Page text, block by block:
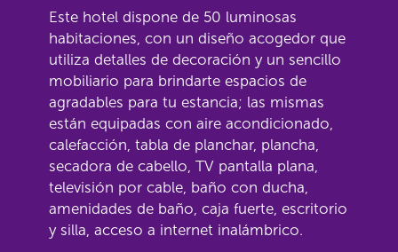
Este hotel dispone de 50 luminosas
habitaciones, con un diseño acogedor que
utiliza detalles de decoración y un sencillo
mobiliario para brindarte espacios de
agradables para tu estancia; las mismas
están equipadas con aire acondicionado,
calefacción, tabla de planchar, plancha,
secadora de cabello, TV pantalla plana,
televisión por cable, baño con ducha,
amenidades de baño, caja fuerte, escritorio
y silla, acceso a internet inalámbrico.